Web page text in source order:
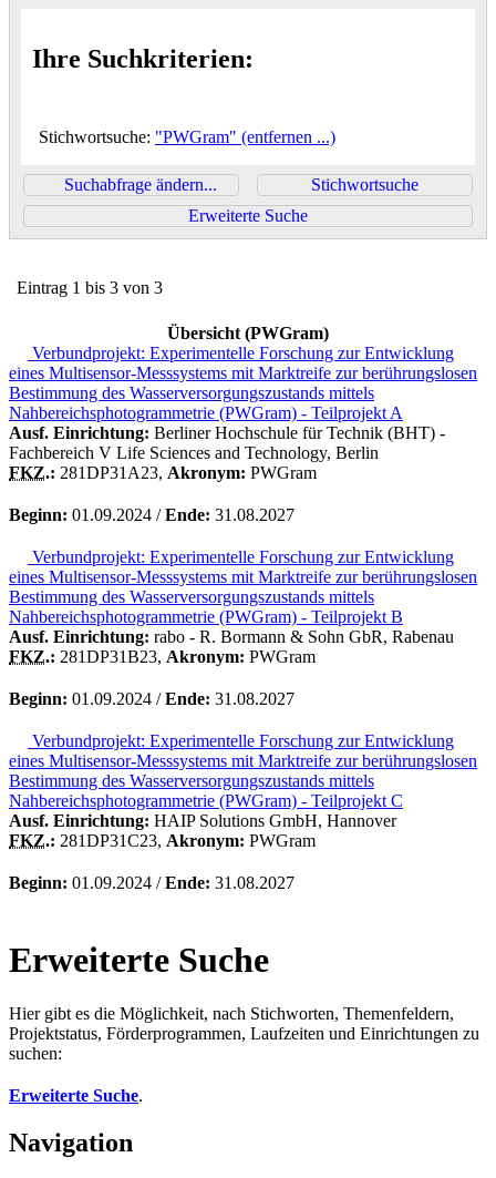
Ihre Suchkriterien:
Stichwortsuche: "PWGram" (entfernen ...)
Suchabfrage ändern...
Stichwortsuche
Erweiterte Suche
Eintrag 1 bis 3 von 3
Übersicht (PWGram)
Verbundprojekt: Experimentelle Forschung zur Entwicklung
eines Multisensor-Messsystems mit Marktreife zur berührungslosen
Bestimmung des Wasserversorgungszustands mittels
Nahbereichsphotogrammetrie (PWGram) - Teilprojekt A
Ausf. Einrichtung: Berliner Hochschule für Technik (BHT) -
Fachbereich V Life Sciences and Technology, Berlin
FKZ.: 281DP31A23, Akronym: PWGram
Beginn: 01.09.2024 /Ende: 31.08.2027
Verbundprojekt: Experimentelle Forschung zur Entwicklung
eines Multisensor-Messsystems mit Marktreife zur berührungslosen
Bestimmung des Wasserversorgungszustands mittels
Nahbereichsphotogrammetrie (PWGram) - Teilprojekt B
Ausf. Einrichtung: rabo - R. Bormann & Sohn GbR, Rabenau
FKZ.: 281DP31B23, Akronym: PWGram
Beginn: 01.09.2024 /Ende: 31.08.2027
Verbundprojekt: Experimentelle Forschung zur Entwicklung
eines Multisensor-Messsystems mit Marktreife zur berührungslosen
Bestimmung des Wasserversorgungszustands mittels
Nahbereichsphotogrammetrie (PWGram) - Teilprojekt C
Ausf. Einrichtung: HAIP Solutions GmbH, Hannover
FKZ.: 281DP31C23, Akronym: PWGram
Beginn: 01.09.2024 /Ende: 31.08.2027
Erweiterte Suche
Hier gibt es die Möglichkeit, nach Stichworten, Themenfeldern,
Projektstatus, Förderprogrammen, Laufzeiten und Einrichtungen zu
suchen:
Erweiterte Suche.
Navigation